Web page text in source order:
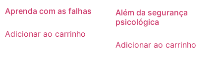
Aprenda com as falhas
Adicionar ao carrinho
Além da segurança
psicológica
Adicionar ao carrinho